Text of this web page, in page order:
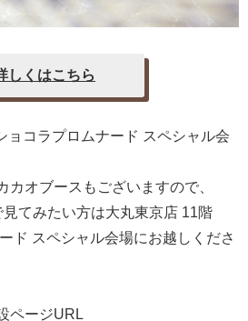
しくはこちら
ョコラプロムナード スペシャル会
カオブースもございますので、
てみたい方は大丸東京店 11階
ド スペシャル会場にお越しくださ
ページURL